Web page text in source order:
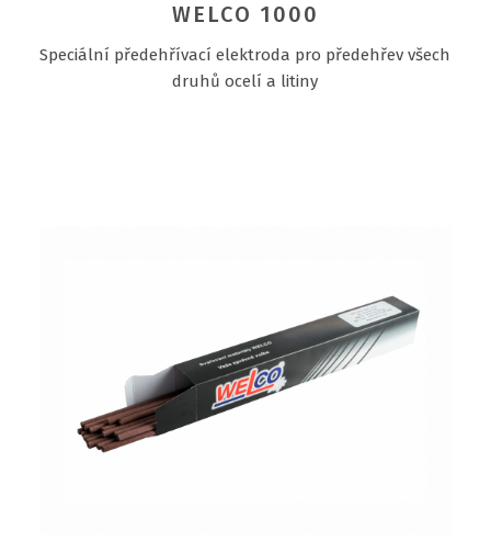
WELCO 1000
Speciální předehřívací elektroda pro předehřev všech
druhů ocelí a litiny